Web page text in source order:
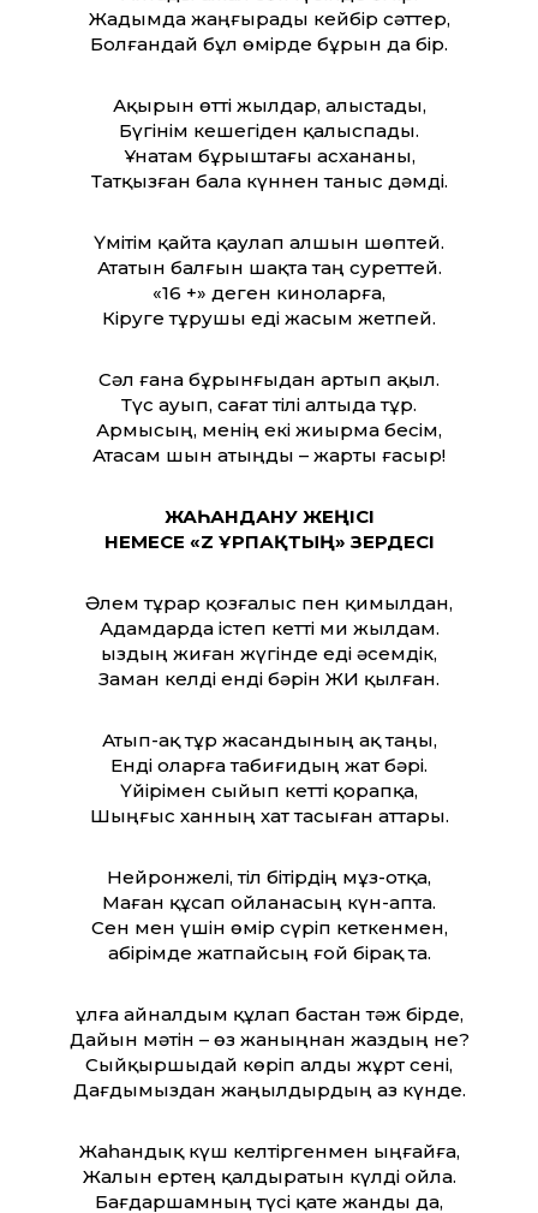
Жадымда жаңғырады кейбір сәттер,
Болғандай бұл өмірде бұрын да бір.
Ақырын өтті жылдар, алыстады,
Бүгінім кешегіден қалыспады.
Ұнатам бұрыштағы асхананы,
Татқызған бала күннен таныс дәмді.
Үмітім қайта қаулап алшын шөптей.
Ататын балғын шақта таң суреттей.
«16 +» деген киноларға,
Кіруге тұрушы еді жасым жетпей.
Сәл ғана бұрынғыдан артып ақыл.
Түс ауып, сағат тілі алтыда тұр.
Армысың, менің екі жиырма бесім,
Атасам шын атыңды – жарты ғасыр!
ЖАҺАНДАНУ ЖЕҢІСІ
НЕМЕСЕ «Z ҰРПАҚТЫҢ» ЗЕРДЕСІ
Әлем тұрар қозғалыс пен қимылдан,
Адамдарда істеп кетті ми жылдам.
Қыздың жиған жүгінде еді әсемдік,
Заман келді енді бәрін ЖИ қылған.
Атып-ақ тұр жасандының ақ таңы,
Енді оларға табиғидың жат бәрі.
Үйірімен сыйып кетті қорапқа,
Шыңғыс ханның хат тасыған аттары.
Нейронжелі, тіл бітірдің мұз-отқа,
Маған құсап ойланасың күн-апта.
Сен мен үшін өмір сүріп кеткенмен,
Қабірімде жатпайсың ғой бірақ та.
Құлға айналдым құлап бастан тәж бірде,
Дайын мәтін – өз жаныңнан жаздың не?
Сыйқыршыдай көріп алды жұрт сені,
Дағдымыздан жаңылдырдың аз күнде.
Жаһандық күш келтіргенмен ыңғайға,
Жалын ертең қалдыратын күлді ойла.
Бағдаршамның түсі қате жанды да,